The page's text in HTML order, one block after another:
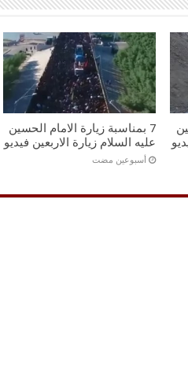
7 بمناسبة زيارة الامام الحسين
عليه السلام زيارة الاربعين فيديو
‏أسبوعين مضت